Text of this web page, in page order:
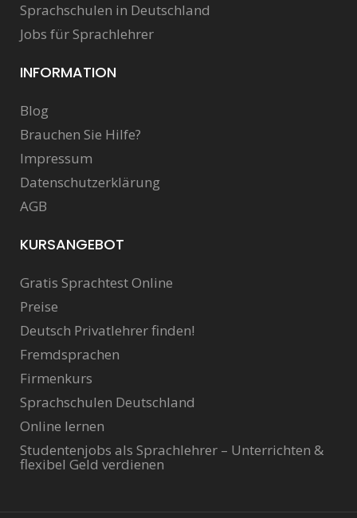
Sprachschulen in Deutschland
Jobs für Sprachlehrer
INFORMATION
Blog
Brauchen Sie Hilfe?
Impressum
Datenschutzerklärung
AGB
KURSANGEBOT
Gratis Sprachtest Online
Preise
Deutsch Privatlehrer finden!
Fremdsprachen
Firmenkurs
Sprachschulen Deutschland
Online lernen
Studentenjobs als Sprachlehrer – Unterrichten &
flexibel Geld verdienen